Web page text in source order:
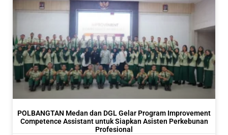
POLBANGTAN Medan dan DGL Gelar Program Improvement
Competence Assistant untuk Siapkan Asisten Perkebunan
Profesional